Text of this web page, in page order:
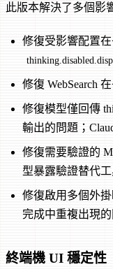
此版本解決了多個影
修復受影響配置
修復 WebSearch
修復模型僅回傳
輸出的問題；
修復需要驗證的
型暴露驗證替代工
修復啟用多個外
完成中重複出現
終端機 UI 穩定性